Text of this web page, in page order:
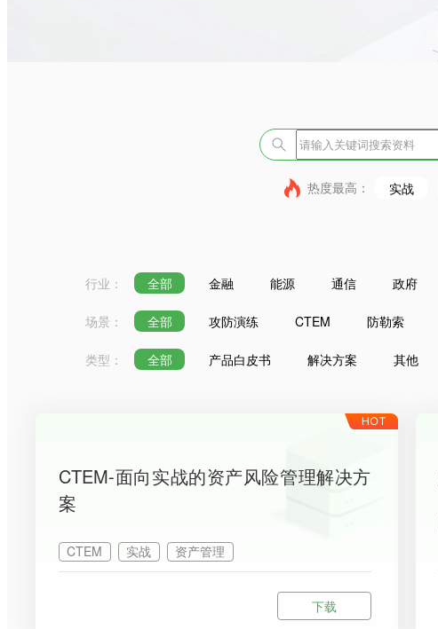
热度最高： 实战
行业： 全部 金融 能源 通信 政府
场景： 全部 攻防演练 CTEM 防勒索
类型： 全部 产品白皮书 解决方案 其他
CTEM-面向实战的资产风险管理解决方
案
CTEM 实战 资产管理
下载